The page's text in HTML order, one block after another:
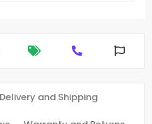
Delivery and Shipping